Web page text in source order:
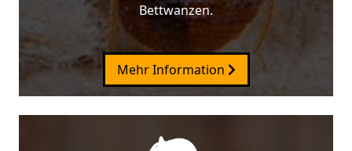
Bettwanzen.
Mehr Information